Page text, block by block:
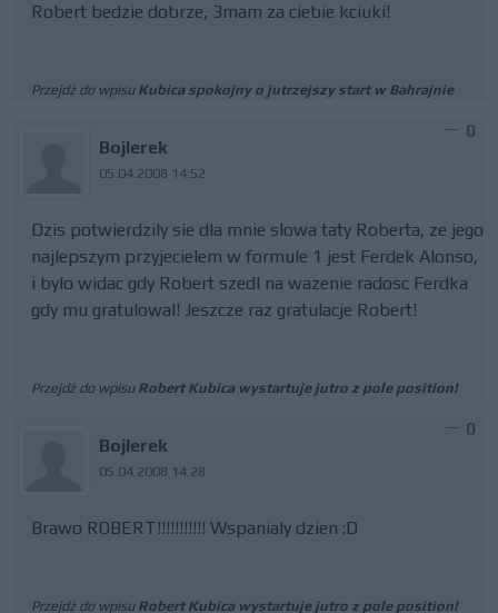
Robert bedzie dobrze, 3mam za ciebie kciuki!
Przejdź do wpisu Kubica spokojny o jutrzejszy start w Bahrajnie
Bojlerek
05.04.2008 14:52
0
Dzis potwierdzily sie dla mnie slowa taty Roberta, ze jego
najlepszym przyjecielem w formule 1 jest Ferdek Alonso,
i bylo widac gdy Robert szedl na wazenie radosc Ferdka
gdy mu gratulowal! Jeszcze raz gratulacje Robert!
Przejdź do wpisu Robert Kubica wystartuje jutro z pole position!
Bojlerek
05.04.2008 14:28
0
Brawo ROBERT!!!!!!!!!!! Wspanialy dzien :D
Przejdź do wpisu Robert Kubica wystartuje jutro z pole position!